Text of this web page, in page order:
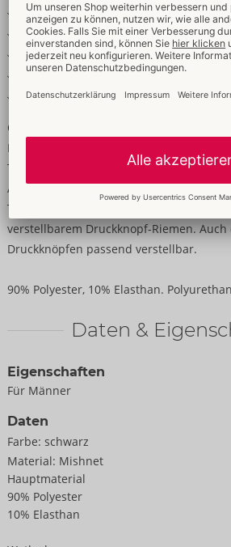
Details im Wetlook
Mit Metall-Cockring an Riemen
Cockriemen in Länge verstellbar
Bund passend verstellbar
Weich & elastisch für hohen
Offen für alles!
Komplett schrittoffene Pants von
Transparenz mit stylischen Wetlook-
Accessoires. Rundum weich und
Tragekomfort. Mit Cockring (Ø 3,9 cm)
verstellbarem Druckknopf-Riemen.
Druckknöpfen passend verstellbar.
90% Polyester, 10% Elasthan.
Daten &
Eigenschaften
Für Männer
Daten
Farbe: schwarz
Material: Mishnet
Hauptmaterial
90% Polyester
10% Elasthan